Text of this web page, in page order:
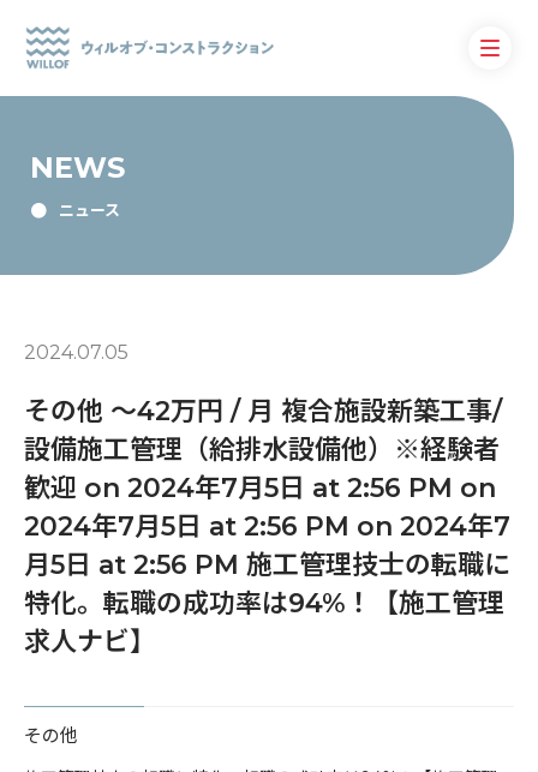
NEWS
ニュース
2024.07.05
その他 〜42万円 / 月 複合施設新築工事/
設備施工管理（給排水設備他）※経験者
歓迎 on 2024年7月5日 at 2:56 PM on
2024年7月5日 at 2:56 PM on 2024年7
月5日 at 2:56 PM 施工管理技士の転職に
特化。転職の成功率は94%！【施工管理
求人ナビ】
その他